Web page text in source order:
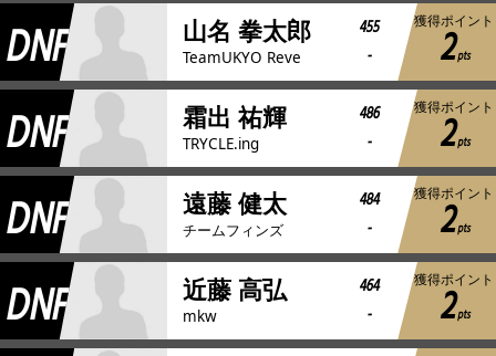
DNF 山名 拳太郎
TeamUKYO Reve
455
-
獲得ポイント
2pts
DNF 霜出 祐輝
TRYCLE.ing
486
-
獲得ポイント
2pts
DNF 遠藤 健太
チームフィンズ
484
-
獲得ポイント
2pts
DNF 近藤 高弘
mkw
464
-
獲得ポイント
2pts